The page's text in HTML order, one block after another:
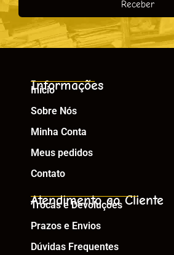
Receber
Informações
Início
Sobre Nós
Minha Conta
Meus pedidos
Contato
Atendimento ao Cliente
Trocas e Devoluções
Prazos e Envios
Dúvidas Frequentes